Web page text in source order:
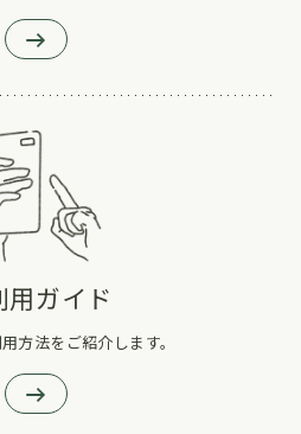
用ガイド
方法をご紹介します。